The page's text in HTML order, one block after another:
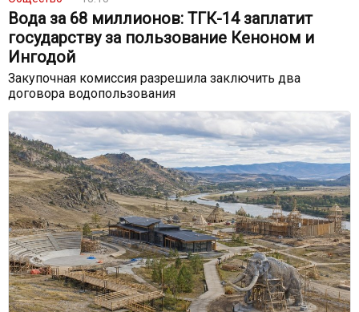
Вода за 68 миллионов: ТГК-14 заплатит
государству за пользование Кеноном и
Ингодой
Закупочная комиссия разрешила заключить два
договора водопользования